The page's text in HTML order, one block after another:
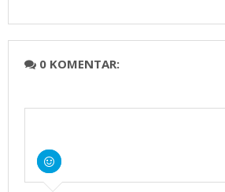
0 KOMENTAR: